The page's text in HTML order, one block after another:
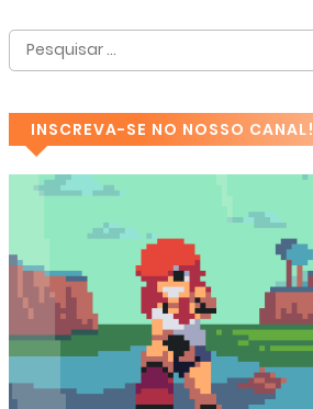
INSCREVA-SE NO NOSSO CANAL!